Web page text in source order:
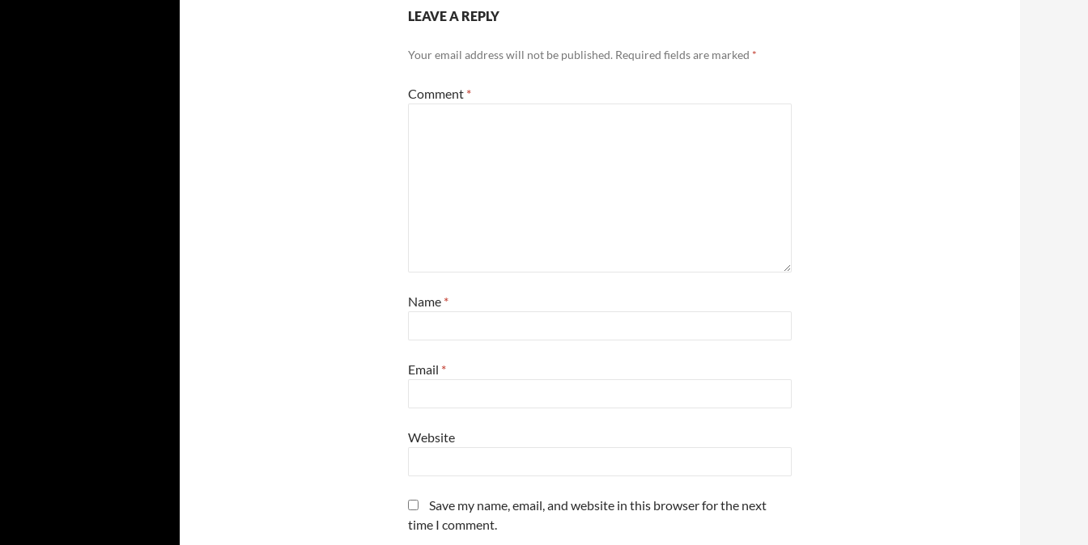
LEAVE A REPLY
Your email address will not be published. Required fields are marked *
Comment *
Name *
Email *
Website
Save my name, email, and website in this browser for the next
time I comment.